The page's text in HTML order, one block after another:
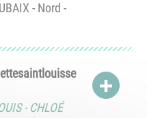
- Nord -
-CHLOÉ